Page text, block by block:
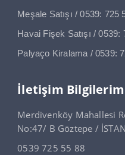
Meşale Satışı / 0539: 725
Havai Fişek Satışı / 0539:
Palyaço Kiralama / 0539:
İletişim
Merdivenköy Mahallesi
No:47/ B Göztepe /
0539 725 55 88